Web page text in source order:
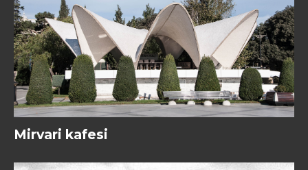
Mirvari kafesi